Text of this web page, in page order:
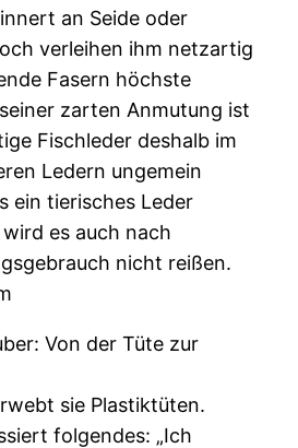
an Seide oder
verleihen ihm netzartig
Fasern höchste
zarten Anmutung ist
Fischleder deshalb im
Ledern ungemein
ein tierisches Leder
es auch nach
nicht reißen.
Von der Tüte zur
sie Plastiktüten.
folgendes: „Ich